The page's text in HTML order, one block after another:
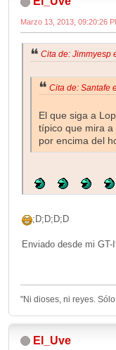
Marzo 13, 2013, 09:20:26
Cita de: Jimmyesp
Cita de: Santafe
El que siga a
típico que mira a
por encima del
;D;D;D;D
Enviado desde mi
"Ni dioses, ni reyes.
El_Uve